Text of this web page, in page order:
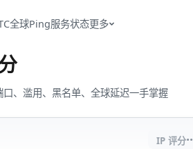
全球Ping服务状态更多
、滥用、黑名单、全球延迟一手掌握
IP 评分··